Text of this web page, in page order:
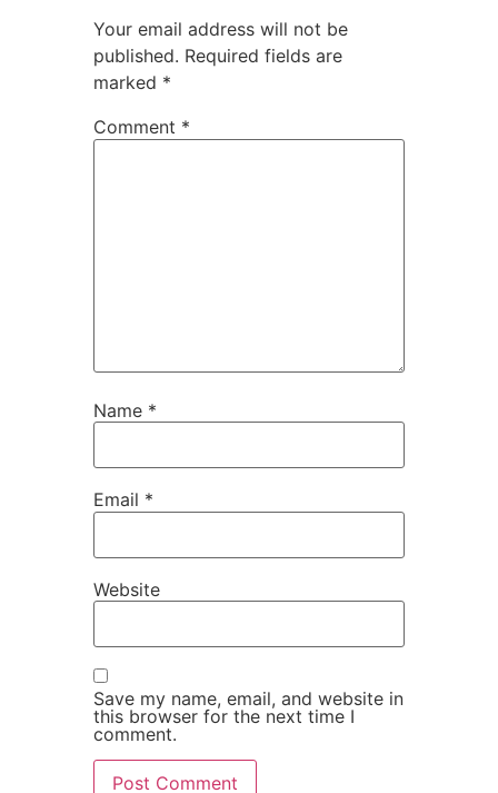
Your email address will not be
published. Required fields are
marked *
Comment *
Name *
Email *
Website
Save my name, email, and website in
this browser for the next time I
comment.